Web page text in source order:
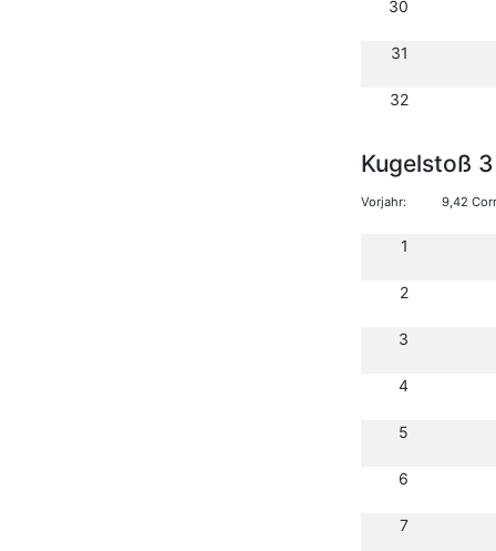
30
31
32
Kugelstoß
Vorjahr: 9,42
1
2
3
4
5
6
7